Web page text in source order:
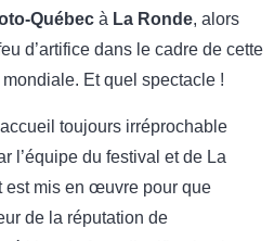
Québec à La Ronde, alors
d’artifice dans le cadre de cette
Et quel spectacle !
toujours irréprochable
l’équipe du festival et de La
est mis en œuvre pour que
de la réputation de